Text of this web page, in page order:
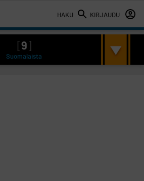
HAKU KIRJAUDU
9
Suomalaista